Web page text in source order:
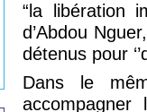
“la libération
d’Abdou
détenus pour
Dans le
accompagner